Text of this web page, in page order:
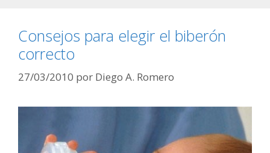
Consejos para elegir el biberón
correcto
27/03/2010 por Diego A. Romero